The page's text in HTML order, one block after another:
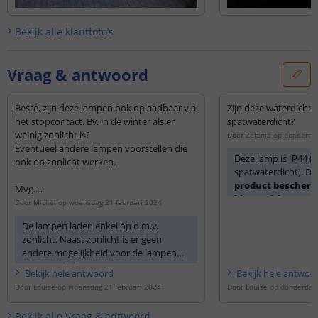
Bekijk alle klantfoto’s
Vraag & antwoord
Beste, zijn deze lampen ook oplaadbaar via
het stopcontact. Bv. in de winter als er
weinig zonlicht is?
Eventueel andere lampen voorstellen die
ook op zonlicht werken.
Mvg.
Michel.
Door Michel op woensdag 21 februari 2024
De lampen laden enkel op d.m.v.
zonlicht. Naast zonlicht is er geen
andere mogelijkheid voor de lampen
om op te laden.
Bekijk hele antwoord
Door Louise op woensdag 21 februari 2024
Zijn deze waterdicht
spatwaterdicht?
Door Zefanja op
Deze lamp is IP44
spatwaterdicht).
product
binnendringen
Bekijk hele
Door Louise op